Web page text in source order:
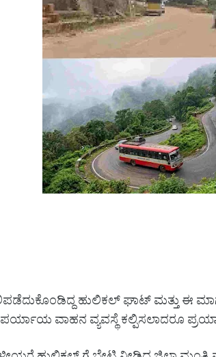
ಹುಲಿಕಲ್ ಘಾಟ್ ಮತ್ತು ಈ
ವಾಹನ ವ್ಯವಸ್ಥೆ ಕಲ್ಪಿಸಲಾದರೂ